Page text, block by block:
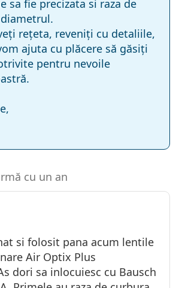
sa fie precizata si raza de
rețeta, reveniți cu detaliile,
ajuta cu plăcere să găsiți
pentru nevoile
cu un an
si folosit pana acum lentile
Air Optix Plus
dori sa inlocuiesc cu Bausch